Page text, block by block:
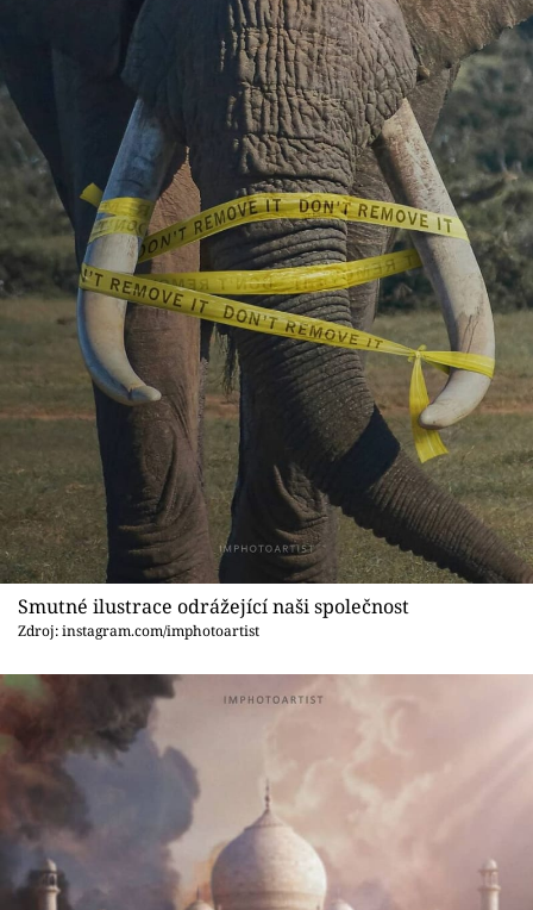
Smutné ilustrace odrážející naši společnost
Zdroj: instagram.com/imphotoartist